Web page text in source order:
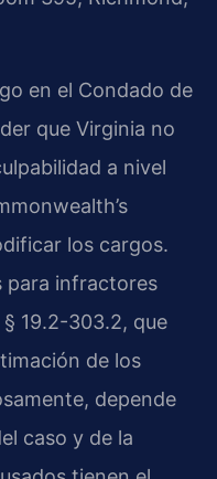
en el Condado de
que Virginia no
a nivel
los cargos.
para infractores
19.2-303.2, que
de los
depende
caso y de la